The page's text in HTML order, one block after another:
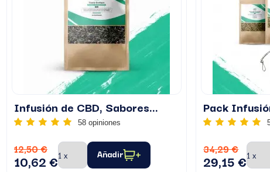
Infusión de CBD, Sabores...
58 opiniones
12,50 €
10,62 € Añadir
Pack
34,29 €
29,15 €